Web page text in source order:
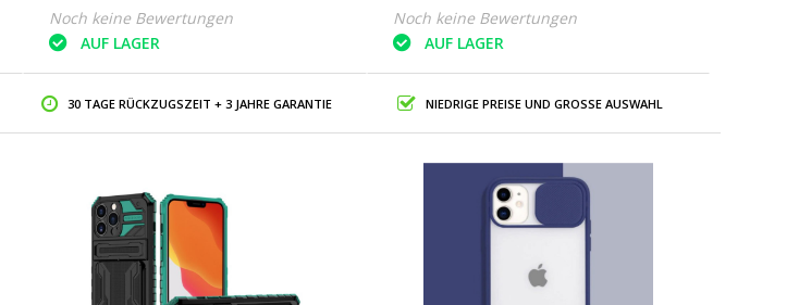
Noch keine Bewertungen
AUF LAGER
Noch keine Bewertungen
AUF LAGER
30 TAGE RÜCKZUGSZEIT + 3 JAHRE GARANTIE NIEDRIGE PREISE UND GROSSE AUSWAHL